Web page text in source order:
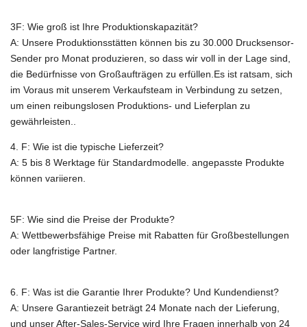
3F: Wie groß ist Ihre Produktionskapazität?
A: Unsere Produktionsstätten können bis zu 30.000 Drucksensor-
Sender pro Monat produzieren, so dass wir voll in der Lage sind,
die Bedürfnisse von Großaufträgen zu erfüllen.Es ist ratsam, sich
im Voraus mit unserem Verkaufsteam in Verbindung zu setzen,
um einen reibungslosen Produktions- und Lieferplan zu
gewährleisten..
4. F: Wie ist die typische Lieferzeit?
A: 5 bis 8 Werktage für Standardmodelle. angepasste Produkte
können variieren.
5F: Wie sind die Preise der Produkte?
A: Wettbewerbsfähige Preise mit Rabatten für Großbestellungen
oder langfristige Partner.
6. F: Was ist die Garantie Ihrer Produkte? Und Kundendienst?
A: Unsere Garantiezeit beträgt 24 Monate nach der Lieferung,
und unser After-Sales-Service wird Ihre Fragen innerhalb von 24